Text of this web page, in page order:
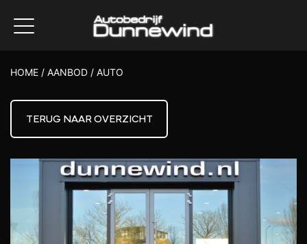
HOME / AANBOD / AUTO
TERUG NAAR OVERZICHT